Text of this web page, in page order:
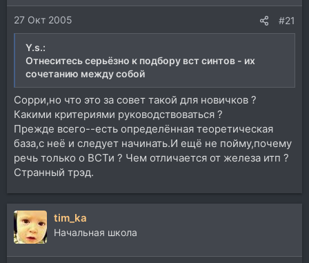
27 Окт 2005 #21
Y.s.:
Отнеситесь серьёзно к подбору вст синтов - их
сочетанию между собой
Сорри,но что это за совет такой для новичков ?
Какими критериями руководствоваться ?
Прежде всего--есть определённая теоретическая
база,с неё и следует начинать.И ещё не пойму,почему
речь только о ВСТи ? Чем отличается от железа итп ?
Странный трэд.
tim_ka
Начальная школа